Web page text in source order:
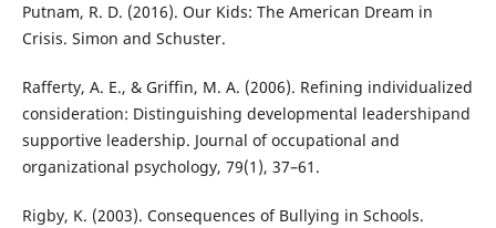
Putnam, R. D. (2016). Our Kids: The American Dream in
Crisis. Simon and Schuster.
Rafferty, A. E., & Griffin, M. A. (2006). Refining individualized
consideration: Distinguishing developmental leadershipand
supportive leadership. Journal of occupational and
organizational psychology, 79(1), 37–61.
Rigby, K. (2003). Consequences of Bullying in Schools.